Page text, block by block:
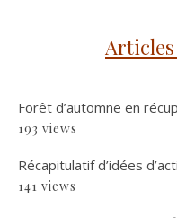
Articles
Forêt d’automne en
193 views
Récapitulatif d’idées
141 views